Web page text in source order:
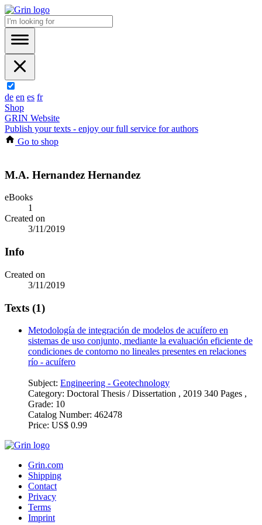
de en es fr
Shop
GRIN Website
Publish your texts - enjoy our full service for authors
Go to shop
M.A. Hernandez Hernandez
eBooks
1
Created on
3/11/2019
Info
Created on
3/11/2019
Texts (1)
Metodología de integración de modelos de acuífero en
sistemas de uso conjunto, mediante la evaluación eficiente de
condiciones de contorno no lineales presentes en relaciones
río - acuífero
Subject: Engineering - Geotechnology
Category: Doctoral Thesis / Dissertation , 2019 340 Pages ,
Grade: 10
Catalog Number: 462478
Price: US$ 0.99
Grin.com
Shipping
Contact
Privacy
Terms
Imprint